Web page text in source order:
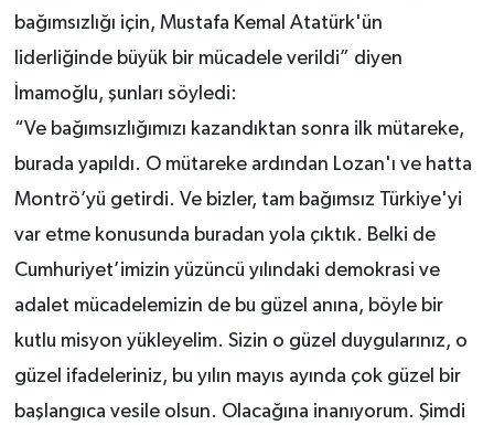
bağımsızlığı için, Mustafa Kemal Atatürk'ün
liderliğinde büyük bir mücadele verildi” diyen
İmamoğlu, şunları söyledi:
“Ve bağımsızlığımızı kazandıktan sonra ilk mütareke,
burada yapıldı. O mütareke ardından Lozan'ı ve hatta
Montrö’yü getirdi. Ve bizler, tam bağımsız Türkiye'yi
var etme konusunda buradan yola çıktık. Belki de
Cumhuriyet’imizin yüzüncü yılındaki demokrasi ve
adalet mücadelemizin de bu güzel anına, böyle bir
kutlu misyon yükleyelim. Sizin o güzel duygularınız, o
güzel ifadeleriniz, bu yılın mayıs ayında çok güzel bir
başlangıca vesile olsun. Olacağına inanıyorum. Şimdi